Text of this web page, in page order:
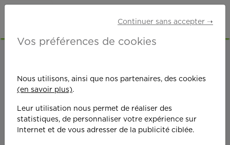
Continuer sans accepter ➝
Vos préférences de cookies
Nous utilisons, ainsi que nos partenaires, des cookies
(en savoir plus).
Leur utilisation nous permet de réaliser des
statistiques, de personnaliser votre expérience sur
Internet et de vous adresser de la publicité ciblée.